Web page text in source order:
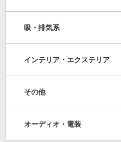
吸・排気系
インテリア・エクステリア
その他
オーディオ・電装